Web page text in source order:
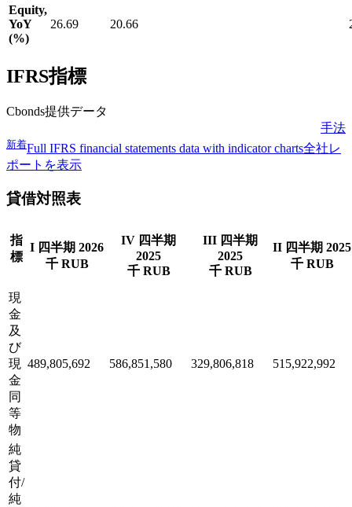
Equity,
YoY
(%)
26.69 20.66
IFRS指標
Cbonds提供データ
手法
新着Full IFRS financial statements data with indicator charts全社レ
ポートを表示
貸借対照表
指
標
I 四半期 2026
千 RUB
IV 四半期
2025
千 RUB
III 四半期
2025
千 RUB
II 四半期 2025
千 RUB
現
金
及
び
現
金
同
等
物
489,805,692 586,851,580 329,806,818 515,922,992
純
貸
付/
純